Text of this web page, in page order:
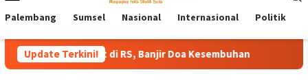
Mobile
Palembang Sumsel Nasional Internasional Politik
Update Terkini!
di RS, Banjir Doa Kesembuhan HEBOH! Video Viral